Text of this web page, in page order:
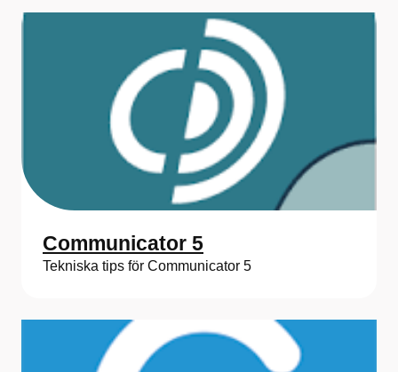
Communicator 5
Tekniska tips för Communicator 5